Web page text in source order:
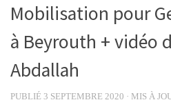
Mobilisation pour
à Beyrouth + vidéo
Abdallah
PUBLIÉ 3 SEPTEMBRE 2020 · MIS À